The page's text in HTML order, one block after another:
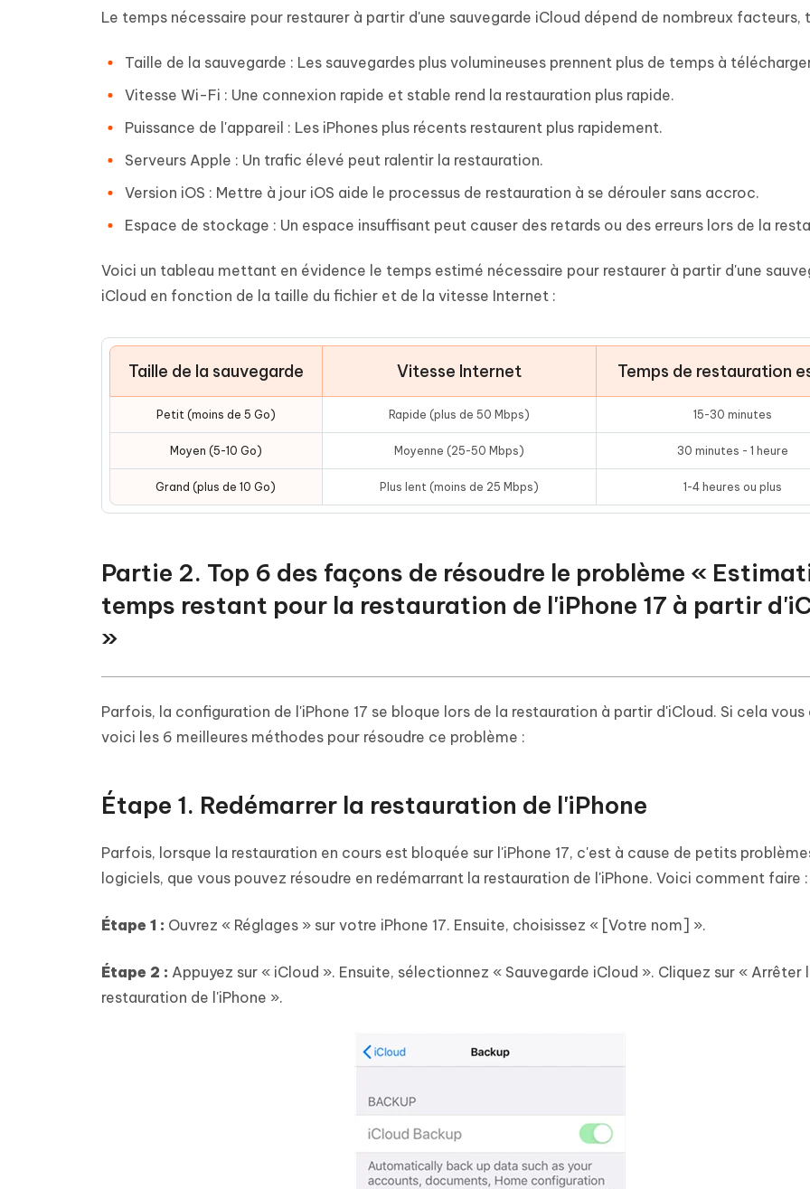
Le temps nécessaire pour restaurer à partir d'une sauvegarde iCloud dépend de nombreux facteurs,
Taille de la sauvegarde : Les sauvegardes plus volumineuses prennent plus de temps à
Vitesse Wi-Fi : Une connexion rapide et stable rend la restauration plus rapide.
Puissance de l'appareil : Les iPhones plus récents restaurent plus rapidement.
Serveurs Apple : Un trafic élevé peut ralentir la restauration.
Version iOS : Mettre à jour iOS aide le processus de restauration à se dérouler sans accroc.
Espace de stockage : Un espace insuffisant peut causer des retards ou des erreurs lors de la
Voici un tableau mettant en évidence le temps estimé nécessaire pour restaurer à partir d'une
iCloud en fonction de la taille du fichier et de la vitesse Internet :
Taille de la sauvegarde Vitesse Internet Temps de restauration
Petit (moins de 5 Go) Rapide (plus de 50 Mbps) 15-30 minutes
Moyen (5-10 Go) Moyenne (25-50 Mbps) 30 minutes - 1 heure
Grand (plus de 10 Go) Plus lent (moins de 25 Mbps) 1-4 heures ou plus
Partie 2. Top 6 des façons de résoudre le problème «
temps restant pour la restauration de l'iPhone 17 à partir
»
Parfois, la configuration de l'iPhone 17 se bloque lors de la restauration à partir d'iCloud. Si cela vous
voici les 6 meilleures méthodes pour résoudre ce problème :
Étape 1. Redémarrer la restauration de l'iPhone
Parfois, lorsque la restauration en cours est bloquée sur l'iPhone 17, c'est à cause de petits
logiciels, que vous pouvez résoudre en redémarrant la restauration de l'iPhone. Voici comment faire :
Étape 1 : Ouvrez « Réglages » sur votre iPhone 17. Ensuite, choisissez « [Votre nom] ».
Étape 2 : Appuyez sur « iCloud ». Ensuite, sélectionnez « Sauvegarde iCloud ». Cliquez sur « Arrêter
restauration de l'iPhone ».